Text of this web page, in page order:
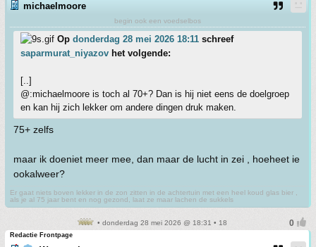
michaelmoore
begin ook een voedselbos
Op donderdag 28 mei 2026 18:11 schreef
saparmurat_niyazov het volgende:
[..]
@:michaelmoore is toch al 70+? Dan is hij niet eens de doelgroep
en kan hij zich lekker om andere dingen druk maken.
75+ zelfs
maar ik doeniet meer mee, dan maar de lucht in zei , hoeheet ie
ookalweer?
Er gaat niets boven lekker in de zon zitten in de achtertuin met een heel koud glas bier ,
als je al 75 jaar bent en nog gezond, laat ze maar lachen de sukkels
• donderdag 28 mei 2026 @ 18:31 • 18
Redactie Frontpage